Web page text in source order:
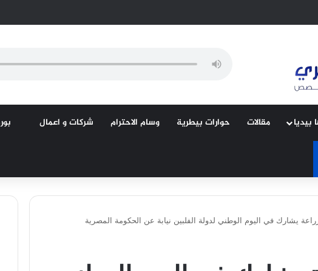
بيديا مقالات حوارات بيطرية وسام الاحترام شركات و اعمال
يشارك في اليوم الوطني لدولة الفلبين نيابة عن الحكومة المصرية